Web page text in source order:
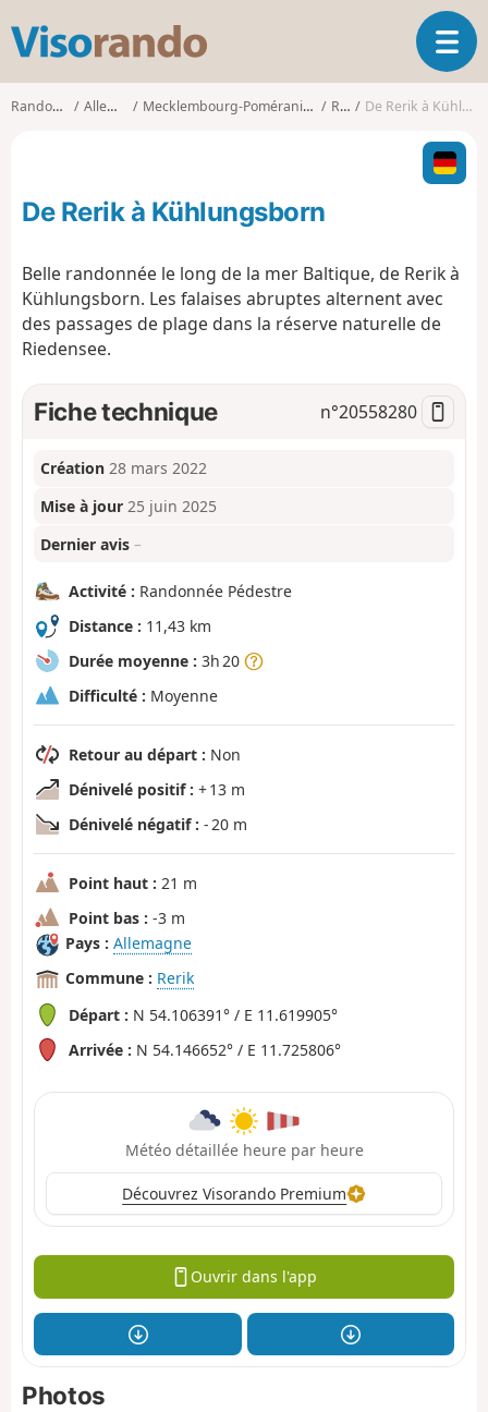
s
o
o
O
u
v
i
r
l
v
i
o
Randonnées Allemagne Mecklembourg-Poméranie-Occidentale Rerik De Rerik à Kühlungsborn
De Rerik à Kühlungsborn
Belle randonnée le long de la mer Baltique, de Rerik à
Kühlungsborn. Les falaises abruptes alternent avec
des passages de plage dans la réserve naturelle de
Riedensee.
Fiche technique n°20558280
Création 28 mars 2022
Mise à jour 25 juin 2025
Dernier avis –
Activité : Randonnée Pédestre
Distance : 11,43 km
Durée moyenne : 3h 20
Difficulté : Moyenne
Retour au départ : Non
Dénivelé positif : + 13 m
Dénivelé négatif : - 20 m
Point haut : 21 m
Point bas : -3 m
Pays : Allemagne
Commune : Rerik
Départ : N 54.106391° / E 11.619905°
Arrivée : N 54.146652° / E 11.725806°
Météo détaillée heure par heure
Découvrez Visorando Premium
Ouvrir dans l'app
Photos